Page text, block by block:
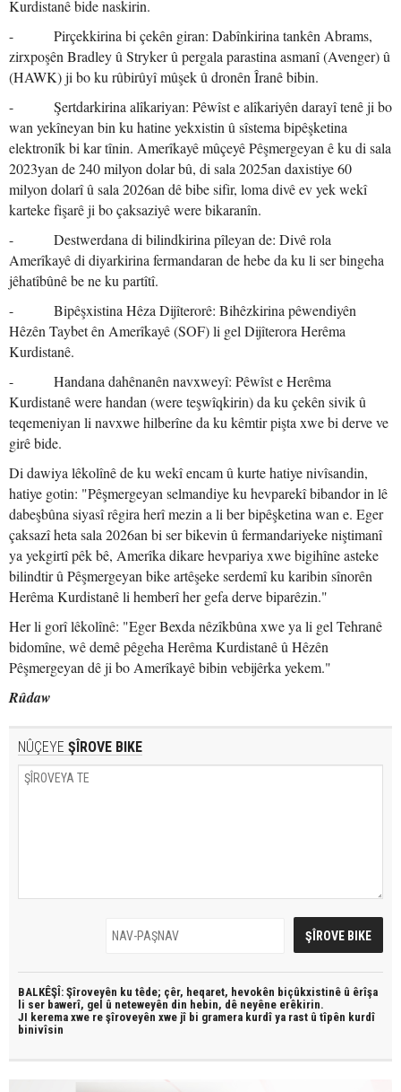
Kurdistanê bide naskirin.
- Pirçekkirina bi çekên giran: Dabînkirina tankên Abrams,
zirxpoşên Bradley û Stryker û pergala parastina asmanî (Avenger) û
(HAWK) ji bo ku rûbirûyî mûşek û dronên Îranê bibin.
- Şertdarkirina alîkariyan: Pêwîst e alîkariyên darayî tenê ji bo
wan yekîneyan bin ku hatine yekxistin û sîstema bipêşketina
elektronîk bi kar tînin. Amerîkayê mûçeyê Pêşmergeyan ê ku di sala
2023yan de 240 milyon dolar bû, di sala 2025an daxistiye 60
milyon dolarî û sala 2026an dê bibe sifir, loma divê ev yek wekî
karteke fişarê ji bo çaksaziyê were bikaranîn.
- Destwerdana di bilindkirina pîleyan de: Divê rola
Amerîkayê di diyarkirina fermandaran de hebe da ku li ser bingeha
jêhatîbûnê be ne ku partîtî.
- Bipêşxistina Hêza Dijîterorê: Bihêzkirina pêwendiyên
Hêzên Taybet ên Amerîkayê (SOF) li gel Dijîterora Herêma
Kurdistanê.
- Handana dahênanên navxweyî: Pêwîst e Herêma
Kurdistanê were handan (were teşwîqkirin) da ku çekên sivik û
teqemeniyan li navxwe hilberîne da ku kêmtir pişta xwe bi derve ve
girê bide.
Di dawiya lêkolînê de ku wekî encam û kurte hatiye nivîsandin,
hatiye gotin: "Pêşmergeyan selmandiye ku hevparekî bibandor in lê
dabeşbûna siyasî rêgira herî mezin a li ber bipêşketina wan e. Eger
çaksazî heta sala 2026an bi ser bikevin û fermandariyeke niştimanî
ya yekgirtî pêk bê, Amerîka dikare hevpariya xwe bigihîne asteke
bilindtir û Pêşmergeyan bike artêşeke serdemî ku karibin sînorên
Herêma Kurdistanê li hemberî her gefa derve biparêzin."
Her li gorî lêkolînê: "Eger Bexda nêzîkbûna xwe ya li gel Tehranê
bidomîne, wê demê pêgeha Herêma Kurdistanê û Hêzên
Pêşmergeyan dê ji bo Amerîkayê bibin vebijêrka yekem."
Rûdaw
NÛÇEYE ŞÎROVE BIKE
BALKÊŞÎ: Şîroveyên ku têde; çêr, heqaret, hevokên biçûkxistinê û êrîşa
li ser bawerî, gel û neteweyên din hebin, dê neyêne erêkirin.
JI kerema xwe re şîroveyên xwe jî bi gramera kurdî ya rast û tîpên kurdî
binivîsin